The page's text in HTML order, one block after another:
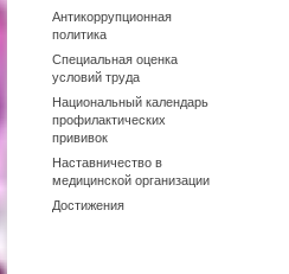
Антикоррупционная
политика
Специальная оценка
условий труда
Национальный календарь
профилактических
прививок
Наставничество в
медицинской организации
Достижения